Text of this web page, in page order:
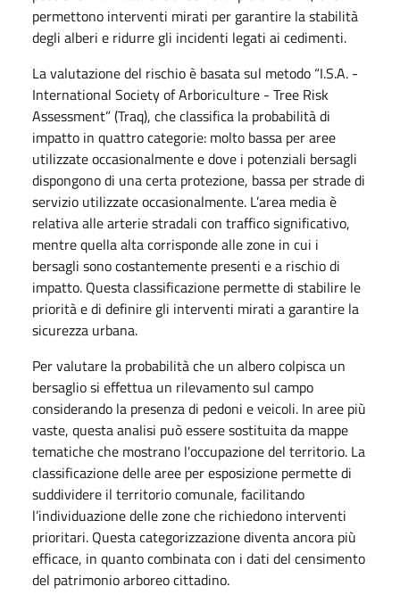
permettono interventi mirati per garantire la stabilità
degli alberi e ridurre gli incidenti legati ai cedimenti.
La valutazione del rischio è basata sul metodo “I.S.A. -
International Society of Arboriculture - Tree Risk
Assessment” (Traq), che classifica la probabilità di
impatto in quattro categorie: molto bassa per aree
utilizzate occasionalmente e dove i potenziali bersagli
dispongono di una certa protezione, bassa per strade di
servizio utilizzate occasionalmente. L’area media è
relativa alle arterie stradali con traffico significativo,
mentre quella alta corrisponde alle zone in cui i
bersagli sono costantemente presenti e a rischio di
impatto. Questa classificazione permette di stabilire le
priorità e di definire gli interventi mirati a garantire la
sicurezza urbana.
Per valutare la probabilità che un albero colpisca un
bersaglio si effettua un rilevamento sul campo
considerando la presenza di pedoni e veicoli. In aree più
vaste, questa analisi può essere sostituita da mappe
tematiche che mostrano l'occupazione del territorio. La
classificazione delle aree per esposizione permette di
suddividere il territorio comunale, facilitando
l’individuazione delle zone che richiedono interventi
prioritari. Questa categorizzazione diventa ancora più
efficace, in quanto combinata con i dati del censimento
del patrimonio arboreo cittadino.